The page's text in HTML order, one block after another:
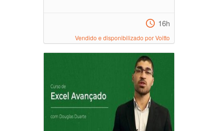
16h
Vendido e disponibilizado por Voitto